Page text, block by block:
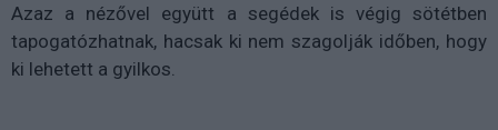
Azaz a nézővel együtt a segédek is végig sötétben
tapogatózhatnak, hacsak ki nem szagolják időben, hogy
ki lehetett a gyilkos.